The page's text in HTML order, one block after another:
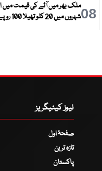
08ملک بھر میں آٹے کی قیمت میں
شہروں میں 20 کلو تھیلا 100 روپے تک مہنگا
نیوز کیٹیگریز
صفحۂ اول
تازہ ترین
پاکستان